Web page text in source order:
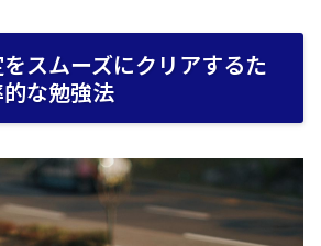
スムーズにクリアするた
な勉強法